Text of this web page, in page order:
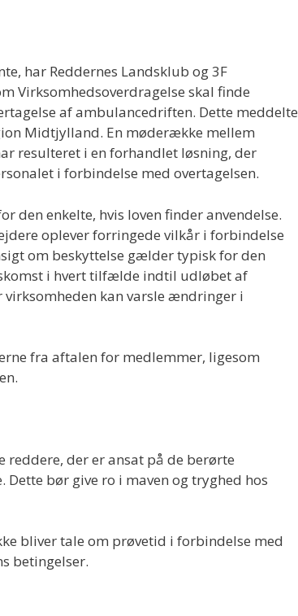
har Reddernes Landsklub og 3F
Virksomhedsoverdragelse skal finde
af ambulancedriften. Dette meddelte
Midtjylland. En møderække mellem
resulteret i en forhandlet løsning, der
i forbindelse med overtagelsen.
den enkelte, hvis loven finder anvendelse.
oplever forringede vilkår i forbindelse
om beskyttelse gælder typisk for den
i hvert tilfælde indtil udløbet af
kan varsle ændringer i
fra aftalen for medlemmer, ligesom
reddere, der er ansat på de berørte
bør give ro i maven og tryghed hos
bliver tale om prøvetid i forbindelse med
betingelser.